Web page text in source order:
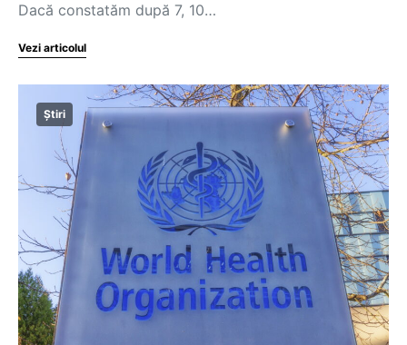
Dacă constatăm după 7, 10…
Vezi articolul
Știri